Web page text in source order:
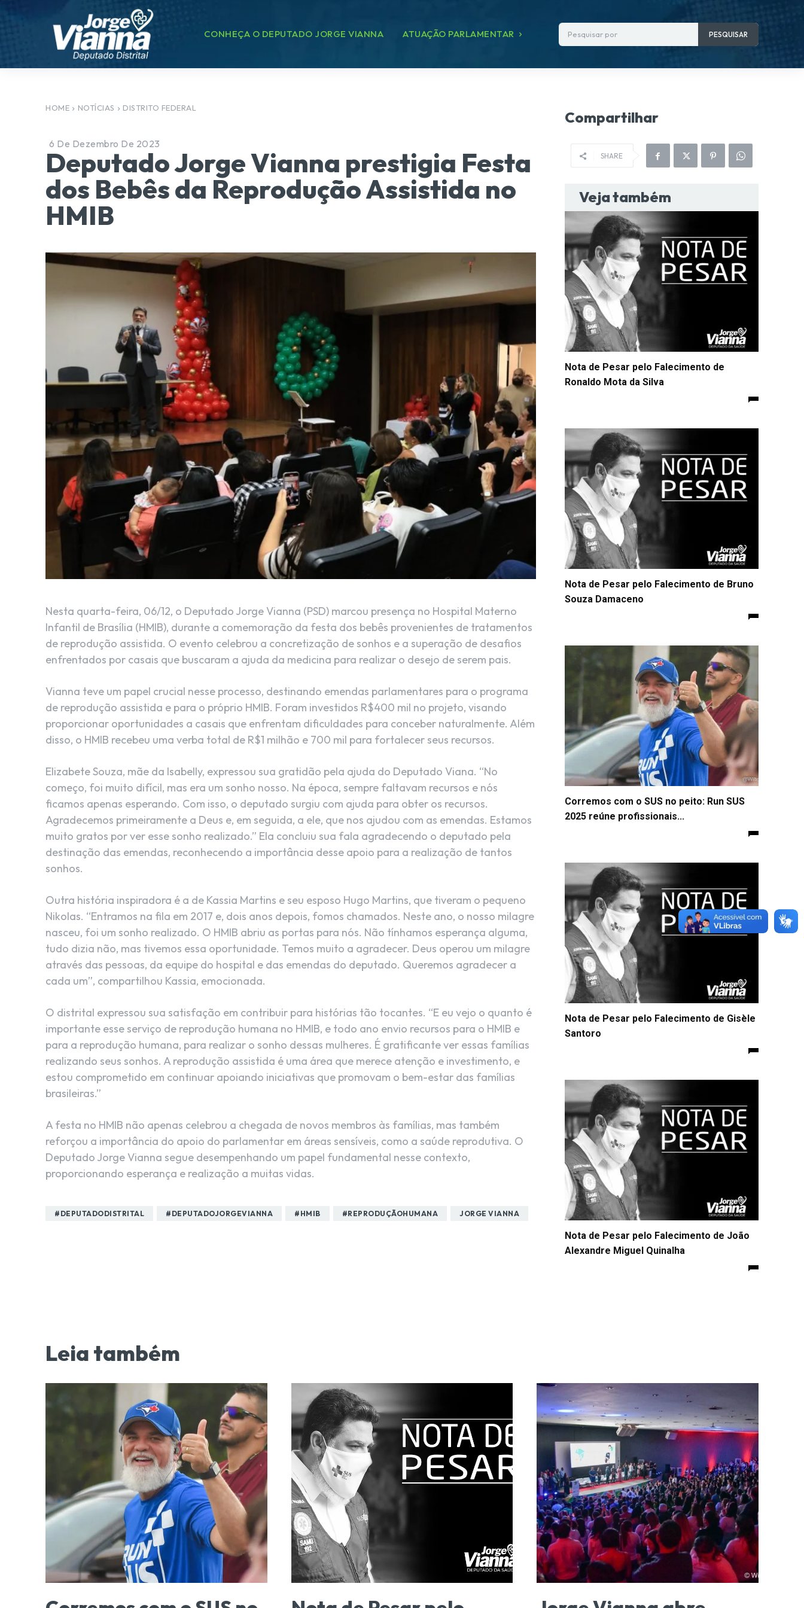
CONHEÇA O DEPUTADO JORGE VIANNA ATUAÇÃO PARLAMENTAR Pesquisar por PESQUISAR
HOME NOTÍCIAS DISTRITO FEDERAL
6 De Dezembro De 2023
Deputado Jorge Vianna prestigia Festa
dos Bebês da Reprodução Assistida no
HMIB
Nesta quarta-feira, 06/12, o Deputado Jorge Vianna (PSD) marcou presença no Hospital Materno
Infantil de Brasília (HMIB), durante a comemoração da festa dos bebês provenientes de tratamentos
de reprodução assistida. O evento celebrou a concretização de sonhos e a superação de desafios
enfrentados por casais que buscaram a ajuda da medicina para realizar o desejo de serem pais.
Vianna teve um papel crucial nesse processo, destinando emendas parlamentares para o programa
de reprodução assistida e para o próprio HMIB. Foram investidos R$400 mil no projeto, visando
proporcionar oportunidades a casais que enfrentam dificuldades para conceber naturalmente. Além
disso, o HMIB recebeu uma verba total de R$1 milhão e 700 mil para fortalecer seus recursos.
Elizabete Souza, mãe da Isabelly, expressou sua gratidão pela ajuda do Deputado Viana. “No
começo, foi muito difícil, mas era um sonho nosso. Na época, sempre faltavam recursos e nós
ficamos apenas esperando. Com isso, o deputado surgiu com ajuda para obter os recursos.
Agradecemos primeiramente a Deus e, em seguida, a ele, que nos ajudou com as emendas. Estamos
muito gratos por ver esse sonho realizado.” Ela concluiu sua fala agradecendo o deputado pela
destinação das emendas, reconhecendo a importância desse apoio para a realização de tantos
sonhos.
Outra história inspiradora é a de Kassia Martins e seu esposo Hugo Martins, que tiveram o pequeno
Nikolas. “Entramos na fila em 2017 e, dois anos depois, fomos chamados. Neste ano, o nosso milagre
nasceu, foi um sonho realizado. O HMIB abriu as portas para nós. Não tínhamos esperança alguma,
tudo dizia não, mas tivemos essa oportunidade. Temos muito a agradecer. Deus operou um milagre
através das pessoas, da equipe do hospital e das emendas do deputado. Queremos agradecer a
cada um”, compartilhou Kassia, emocionada.
O distrital expressou sua satisfação em contribuir para histórias tão tocantes. “E eu vejo o quanto é
importante esse serviço de reprodução humana no HMIB, e todo ano envio recursos para o HMIB e
para a reprodução humana, para realizar o sonho dessas mulheres. É gratificante ver essas famílias
realizando seus sonhos. A reprodução assistida é uma área que merece atenção e investimento, e
estou comprometido em continuar apoiando iniciativas que promovam o bem-estar das famílias
brasileiras.”
A festa no HMIB não apenas celebrou a chegada de novos membros às famílias, mas também
reforçou a importância do apoio do parlamentar em áreas sensíveis, como a saúde reprodutiva. O
Deputado Jorge Vianna segue desempenhando um papel fundamental nesse contexto,
proporcionando esperança e realização a muitas vidas.
#DEPUTADODISTRITAL #DEPUTADOJORGEVIANNA #HMIB #REPRODUÇÃOHUMANA JORGE VIANNA
Compartilhar
SHARE
Veja também
Nota de Pesar pelo Falecimento de
Ronaldo Mota da Silva
Nota de Pesar pelo Falecimento de Bruno
Souza Damaceno
Corremos com o SUS no peito: Run SUS
2025 reúne profissionais...
Nota de Pesar pelo Falecimento de Gisèle
Santoro
Nota de Pesar pelo Falecimento de João
Alexandre Miguel Quinalha
Leia também